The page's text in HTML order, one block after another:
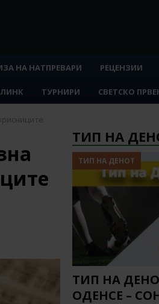
НА НАТПРЕВАРИ РЕЦЕНЗИИ
ЛИНК ТУРНИРИ СВЕТСКО
ТИП НА
ТИП НА ДЕНОТ
ТИП НА ДЕНОТ
ОДЕНСЕ –